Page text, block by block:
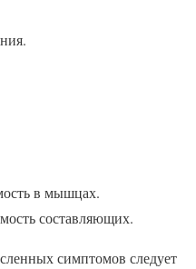
в мышцах.
составляющих.
симптомов следует